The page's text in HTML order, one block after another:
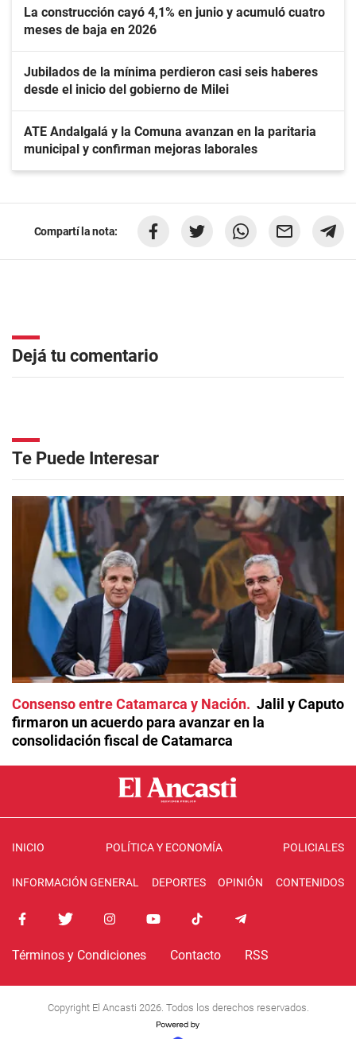
La construcción cayó 4,1% en junio y acumuló cuatro
meses de baja en 2026
Jubilados de la mínima perdieron casi seis haberes
desde el inicio del gobierno de Milei
ATE Andalgalá y la Comuna avanzan en la paritaria
municipal y confirman mejoras laborales
Compartí la nota:
Dejá tu comentario
Te Puede Interesar
Consenso entre Catamarca y Nación
Jalil y Caputo
firmaron un acuerdo para avanzar en la
consolidación fiscal de Catamarca
INICIO POLÍTICA Y ECONOMÍA POLICIALES
INFORMACIÓN GENERAL DEPORTES OPINIÓN CONTENIDOS
Términos y Condiciones Contacto RSS
Copyright El Ancasti 2026. Todos los derechos reservados.